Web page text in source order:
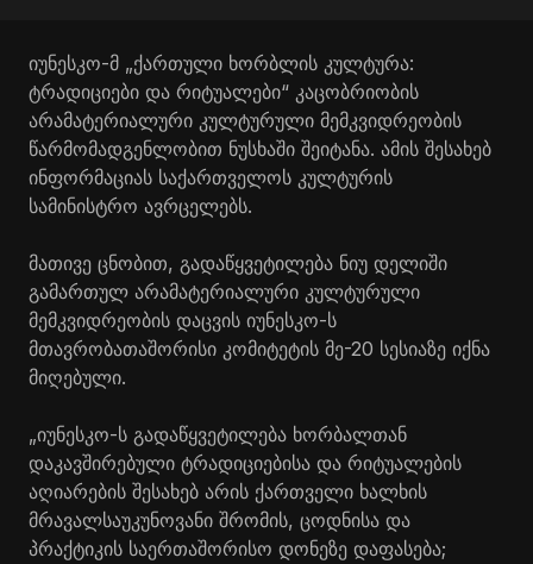
იუნესკო-მ „ქართული ხორბლის კულტურა:
ტრადიციები და რიტუალები“ კაცობრიობის
არამატერიალური კულტურული მემკვიდრეობის
წარმომადგენლობით ნუსხაში შეიტანა. ამის შესახებ
ინფორმაციას საქართველოს კულტურის
სამინისტრო ავრცელებს.
მათივე ცნობით, გადაწყვეტილება ნიუ დელიში
გამართულ არამატერიალური კულტურული
მემკვიდრეობის დაცვის იუნესკო-ს
მთავრობათაშორისი კომიტეტის მე-20 სესიაზე იქნა
მიღებული.
„იუნესკო-ს გადაწყვეტილება ხორბალთან
დაკავშირებული ტრადიციებისა და რიტუალების
აღიარების შესახებ არის ქართველი ხალხის
მრავალსაუკუნოვანი შრომის, ცოდნისა და
პრაქტიკის საერთაშორისო დონეზე დაფასება;